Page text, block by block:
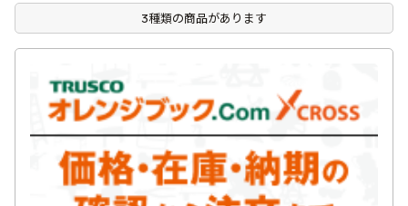
3種類の商品があります